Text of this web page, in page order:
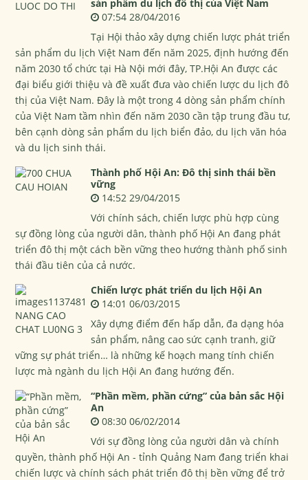
sản phẩm du lịch đô thị của Việt Nam
07:54 28/04/2016
Tại Hội thảo xây dựng chiến lược phát triển
sản phẩm du lịch Việt Nam đến năm 2025, định hướng đến
năm 2030 tổ chức tại Hà Nội mới đây, TP.Hội An được các
đại biểu giới thiệu và đề xuất đưa vào chiến lược du lịch đô
thị của Việt Nam. Đây là một trong 4 dòng sản phẩm chính
của Việt Nam tầm nhìn đến năm 2030 cần tập trung đầu tư,
bên cạnh dòng sản phẩm du lịch biển đảo, du lịch văn hóa
và du lịch sinh thái.
Thành phố Hội An: Đô thị sinh thái bền
vững
14:52 29/04/2015
Với chính sách, chiến lược phù hợp cùng
sự đồng lòng của người dân, thành phố Hội An đang phát
triển đô thị một cách bền vững theo hướng thành phố sinh
thái đầu tiên của cả nước.
Chiến lược phát triển du lịch Hội An
14:01 06/03/2015
Xây dựng điểm đến hấp dẫn, đa dạng hóa
sản phẩm, nâng cao sức cạnh tranh, giữ
vững sự phát triển… là những kế hoạch mang tính chiến
lược mà ngành du lịch Hội An đang hướng đến.
“Phần mềm, phần cứng” của bản sắc Hội
An
08:30 06/02/2014
Với sự đồng lòng của người dân và chính
quyền, thành phố Hội An - tỉnh Quảng Nam đang triển khai
chiến lược và chính sách phát triển đô thị bền vững để trở